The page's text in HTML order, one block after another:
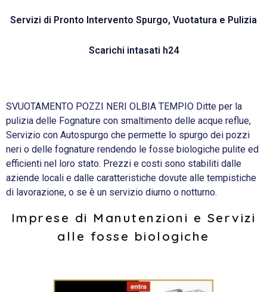
Servizi di Pronto Intervento Spurgo, Vuotatura e Pulizia
Scarichi intasati h24
SVUOTAMENTO POZZI NERI OLBIA TEMPIO Ditte per la
pulizia delle Fognature con smaltimento delle acque reflue,
Servizio con Autospurgo che permette lo spurgo dei pozzi
neri o delle fognature rendendo le fosse biologiche pulite ed
efficienti nel loro stato. Prezzi e costi sono stabiliti dalle
aziende locali e dalle caratteristiche dovute alle tempistiche
di lavorazione, o se è un servizio diurno o notturno.
Imprese di Manutenzioni e Servizi
alle fosse biologiche